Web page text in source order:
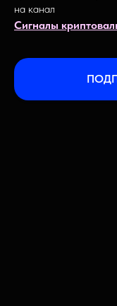
на канал
Сигналы